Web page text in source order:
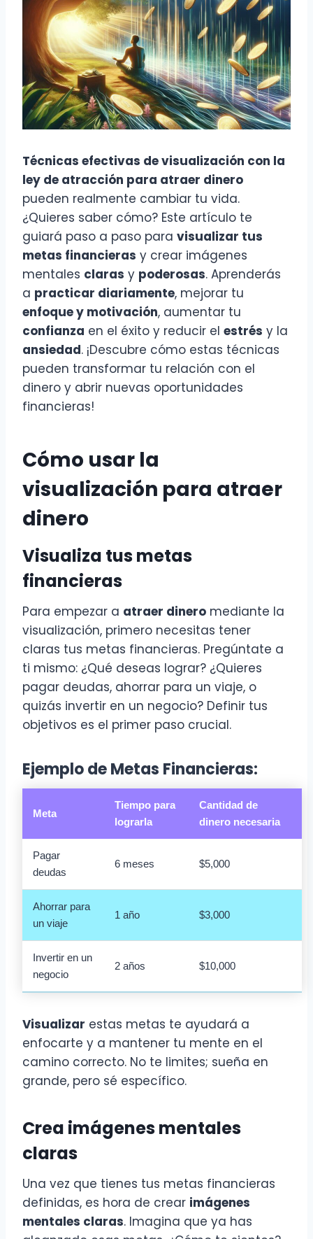
Técnicas efectivas de visualización con la
ley de atracción para atraer dinero
pueden realmente cambiar tu vida.
¿Quieres saber cómo? Este artículo te
guiará paso a paso para visualizar tus
metas financieras y crear imágenes
mentales claras y poderosas. Aprenderás
a practicar diariamente, mejorar tu
enfoque y motivación, aumentar tu
confianza en el éxito y reducir el estrés y la
ansiedad. ¡Descubre cómo estas técnicas
pueden transformar tu relación con el
dinero y abrir nuevas oportunidades
financieras!
Cómo usar la
visualización para atraer
dinero
Visualiza tus metas
financieras
Para empezar a atraer dinero mediante la
visualización, primero necesitas tener
claras tus metas financieras. Pregúntate a
ti mismo: ¿Qué deseas lograr? ¿Quieres
pagar deudas, ahorrar para un viaje, o
quizás invertir en un negocio? Definir tus
objetivos es el primer paso crucial.
Ejemplo de Metas Financieras:
Meta
Tiempo para
lograrla
Cantidad de
dinero necesaria
Pagar
deudas
6 meses $5,000
Ahorrar para
un viaje
1 año $3,000
Invertir en un
negocio
2 años $10,000
Visualizar estas metas te ayudará a
enfocarte y a mantener tu mente en el
camino correcto. No te limites; sueña en
grande, pero sé específico.
Crea imágenes mentales
claras
Una vez que tienes tus metas financieras
definidas, es hora de crear imágenes
mentales claras. Imagina que ya has